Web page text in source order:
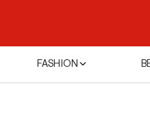
FASHION